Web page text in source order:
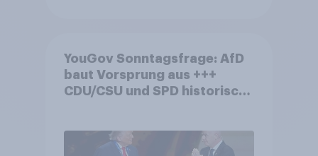
YouGov Sonntagsfrage: AfD
baut Vorsprung aus +++
CDU/CSU und SPD historisch
Fußball-WM ohne Politik